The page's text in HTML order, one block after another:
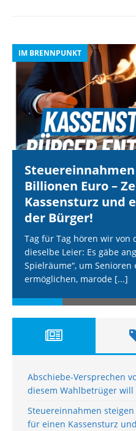
IM BRENNPUNKT
Billionen Euro –
Kassensturz und
der Bürger!
Tag für Tag hören wir von
dieselbe Leier: Es gäbe
Spielräume“, um
ermöglichen, marode [...]
Abschiebe-Versprechen
diesem Wahlbetrüger will
Steuereinnahmen
für einen Kassensturz